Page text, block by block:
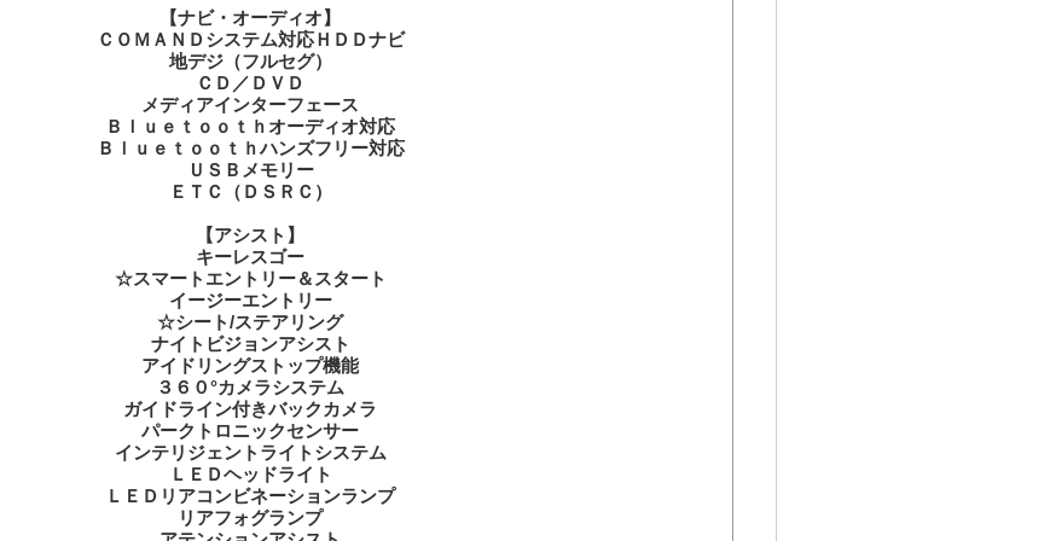
【ナビ・オーディオ】
ＣＯＭＡＮＤシステム対応ＨＤＤナビ
地デジ（フルセグ）
ＣＤ／ＤＶＤ
メディアインターフェース
Ｂｌｕｅｔｏｏｔｈオーディオ対応
Ｂｌｕｅｔｏｏｔｈハンズフリー対応
ＵＳＢメモリー
ＥＴＣ（ＤＳＲＣ）
【アシスト】
キーレスゴー
☆スマートエントリー＆スタート
イージーエントリー
☆シート/ステアリング
ナイトビジョンアシスト
アイドリングストップ機能
３６０°カメラシステム
ガイドライン付きバックカメラ
パークトロニックセンサー
インテリジェントライトシステム
ＬＥＤヘッドライト
ＬＥＤリアコンビネーションランプ
リアフォグランプ